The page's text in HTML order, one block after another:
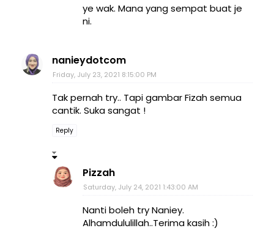
ye wak. Mana yang sempat buat je
ni.
nanieydotcom
Friday, July 23, 2021 8:15:00 PM
Tak pernah try.. Tapi gambar Fizah semua
cantik. Suka sangat !
Reply
Pizzah
Saturday, July 24, 2021 1:43:00 AM
Nanti boleh try Naniey.
Alhamdululillah..Terima kasih :)